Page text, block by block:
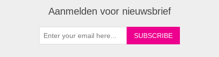
Aanmelden voor nieuwsbrief